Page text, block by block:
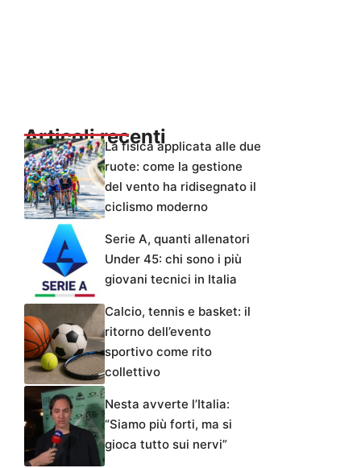
Articoli recentiLa fisica applicata alle due
ruote: come la gestione
del vento ha ridisegnato il
ciclismo moderno
Serie A, quanti allenatori
Under 45: chi sono i più
giovani tecnici in Italia
Calcio, tennis e basket: il
ritorno dell’evento
sportivo come rito
collettivo
Nesta avverte l’Italia:
“Siamo più forti, ma si
gioca tutto sui nervi”